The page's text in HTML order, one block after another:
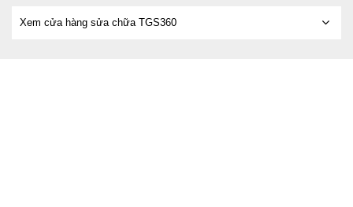
Xem cửa hàng sửa chữa TGS360